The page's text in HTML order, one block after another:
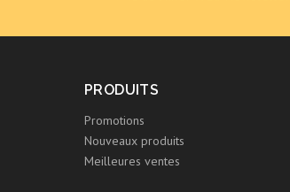
PRODUITS
Promotions
Nouveaux produits
Meilleures ventes